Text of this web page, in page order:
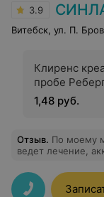
3.9
Витебск, ул. П.
Клиренс
пробе
1,48 руб.
Отзыв. По моему
ведет лечение,
полностью.
очень сложной